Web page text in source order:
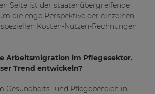
Seite ist der staatenübergreifende
die enge Perspektive der einzelnen
Kosten-Nutzen-Rechnungen
Arbeitsmigration im Pflegesektor.
Trend entwickeln?
Gesundheits- und Pflegebereich in